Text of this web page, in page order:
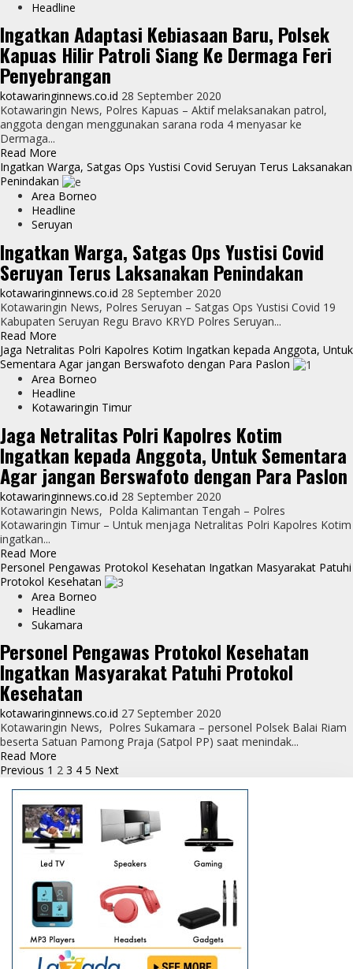
Operasi
Seruyan
Terus
Ingatkan
Warga
Terapkan
Protokol
Kesehatan
Headline
Ingatkan Adaptasi Kebiasaan Baru, Polsek
Kapuas Hilir Patroli Siang Ke Dermaga Feri
Penyebrangan
kotawaringinnews.co.id 28 September 2020
Kotawaringin News, Polres Kapuas – Aktif melaksanakan patrol,
anggota dengan menggunakan sarana roda 4 menyasar ke
Dermaga...
Read More
more
about
Ingatkan
Adaptasi
Kebiasaan
Baru,
Polsek
Kapuas
Hilir
Patroli
Siang
Ke
Feri
Penyebrangan
Ingatkan Warga, Satgas Ops Yustisi Covid Seruyan Terus Laksanakan
Penindakan
Area Borneo
Headline
Seruyan
Ingatkan Warga, Satgas Ops Yustisi Covid
Seruyan Terus Laksanakan Penindakan
kotawaringinnews.co.id 28 September 2020
Kotawaringin News, Polres Seruyan – Satgas Ops Yustisi Covid 19
Kabupaten Seruyan Regu Bravo KRYD Polres Seruyan...
Read More
more
about
Ingatkan
Warga,
Satgas
Yustisi
Covid
Seruyan
Terus
Laksanakan
Penindakan
Jaga Netralitas Polri Kapolres Kotim Ingatkan kepada Anggota, Untuk
Sementara Agar jangan Berswafoto dengan Para Paslon
Area Borneo
Headline
Kotawaringin Timur
Jaga Netralitas Polri Kapolres Kotim
Ingatkan kepada Anggota, Untuk Sementara
Agar jangan Berswafoto dengan Para Paslon
kotawaringinnews.co.id 28 September 2020
Kotawaringin News, Polda Kalimantan Tengah – Polres
Kotawaringin Timur – Untuk menjaga Netralitas Polri Kapolres Kotim
ingatkan...
Read More
more
about
Jaga
Netralitas
Polri
Kotim
Ingatkan
kepada
Anggota,
Untuk
Sementara
Agar
jangan
Berswafoto
dengan
Para
Paslon
Personel Pengawas Protokol Kesehatan Ingatkan Masyarakat Patuhi
Protokol Kesehatan
Area Borneo
Headline
Sukamara
Personel Pengawas Protokol Kesehatan
Ingatkan Masyarakat Patuhi Protokol
Kesehatan
kotawaringinnews.co.id 27 September 2020
Kotawaringin News, Polres Sukamara – personel Polsek Balai Riam
beserta Satuan Pamong Praja (Satpol PP) saat menindak...
Read More
more
Pengawas
Protokol
Kesehatan
Masyarakat
Patuhi
Protokol
Kesehatan
Paginasi
pos
Previous 1 2 3 4 5 Next